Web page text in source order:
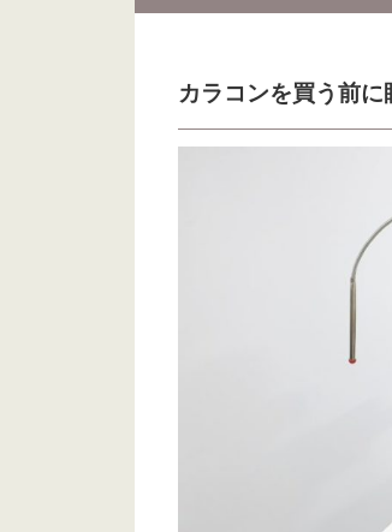
カラコンを買う前に